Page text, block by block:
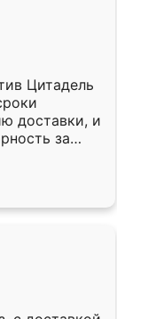
Цитадель
доставки, и
за
дня 70 кв,